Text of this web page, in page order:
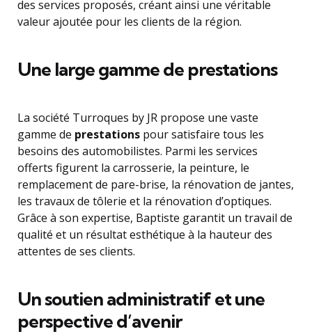
des services proposés, créant ainsi une véritable
valeur ajoutée pour les clients de la région.
Une large gamme de prestations
La société Turroques by JR propose une vaste
gamme de prestations pour satisfaire tous les
besoins des automobilistes. Parmi les services
offerts figurent la carrosserie, la peinture, le
remplacement de pare-brise, la rénovation de jantes,
les travaux de tôlerie et la rénovation d’optiques.
Grâce à son expertise, Baptiste garantit un travail de
qualité et un résultat esthétique à la hauteur des
attentes de ses clients.
Un soutien administratif et une
perspective d’avenir